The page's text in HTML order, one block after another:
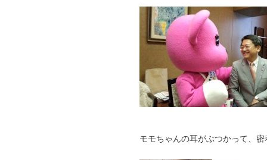
モモちゃんの耳がぶつかって、密